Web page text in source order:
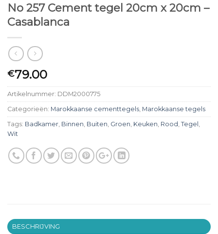
No 257 Cement tegel 20cm x 20cm –
Casablanca
€79.00
Artikelnummer: DDM2000775
Categorieën: Marokkaanse cementtegels, Marokkaanse tegels
Tags: Badkamer, Binnen, Buiten, Groen, Keuken, Rood , Tegel ,
Wit
BESCHRIJVING